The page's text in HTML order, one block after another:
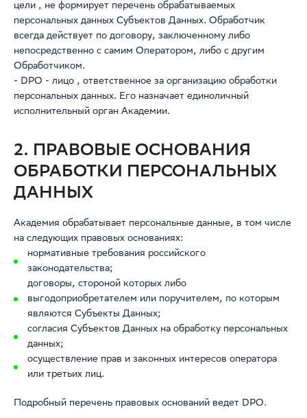
цели , не формирует перечень обрабатываемых
персональных данных Субъектов Данных. Обработчик
всегда действует по договору, заключенному либо
непосредственно с самим Оператором, либо с другим
Обработчиком.
- DPO - лицо , ответственное за организацию обработки
персональных данных. Его назначает единоличный
исполнительный орган Академии.
2. ПРАВОВЫЕ ОСНОВАНИЯ
ОБРАБОТКИ ПЕРСОНАЛЬНЫХ
ДАННЫХ
Академия обрабатывает персональные данные, в том числе
на следующих правовых основаниях:
нормативные требования российского
законодательства;
договоры, стороной которых либо
выгодоприобретателем или поручителем, по которым
являются Субъекты Данных;
согласия Субъектов Данных на обработку персональных
данных;
осуществление прав и законных интересов оператора
или третьих лиц.
Подробный перечень правовых оснований ведет DPO.